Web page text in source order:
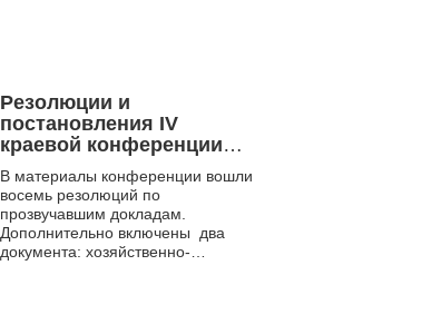
Резолюции и
постановления IV
краевой конференции
ВЛКСМ Западной Сибири
В материалы конференции вошли
восемь резолюций по
прозвучавшим докладам.
Дополнительно включены два
документа: хозяйственно-